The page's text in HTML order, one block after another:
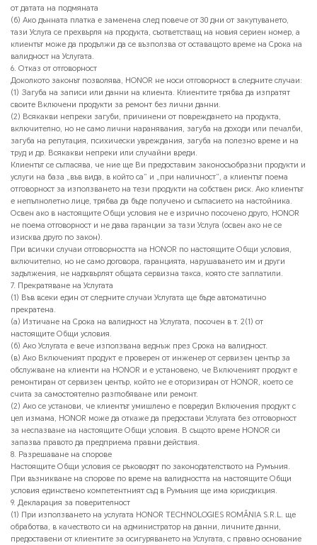
от датата на подмяната
(б) Ако дънната платка е заменена след повече от 30 дни от закупуването,
тази Услуга се прехвърля на продукта, съответстващ на новия сериен номер, а
клиентът може да продължи да се възползва от оставащото време на Срока на
валидност на Услугата.
6. Отказ от отговорност
Доколкото законът позволява, HONOR не носи отговорност в следните случаи:
(1) Загуба на записи или данни на клиента. Клиентите трябва да изпратят
своите Включени продукти за ремонт без лични данни.
(2) Всякакви непреки загуби, причинени от повреждането на продукта,
включително, но не само лични наранявания, загуба на доходи или печалби,
загуба на репутация, психически увреждания, загуба на полезно време и на
труд и др. Всякакви непреки или случайни вреди.
Клиентът се съгласява, че ние ще Ви предоставим законосъобразни продукти и
услуги на база „във вида, в който са” и „при наличност“, а клиентът поема
отговорност за използването на тези продукти на собствен риск. Ако клиентът
е непълнолетно лице, трябва да бъде получено и съгласието на настойника.
Освен ако в настоящите Общи условия не е изрично посочено друго, HONOR
не поема отговорност и не дава гаранции за тази Услуга (освен ако не се
изисква друго по закон).
При всички случаи отговорността на HONOR по настоящите Общи условия,
включително, но не само договора, гаранцията, нарушаването им и други
задължения, не надхвърлят общата сервизна такса, която сте заплатили.
7. Прекратяване на Услугата
(1) Във всеки един от следните случаи Услугата ще бъде автоматично
прекратена.
(а) Изтичане на Срока на валидност на Услугата, посочен в т. 2(1) от
настоящите Общи условия.
(б) Ако Услугата е вече използвана веднъж през Срока на валидност.
(в) Ако Включеният продукт е проверен от инженер от сервизен център за
обслужване на клиенти на HONOR и е установено, че Включеният продукт е
ремонтиран от сервизен център, който не е оторизиран от HONOR, което се
счита за самостоятелно разглобяване или ремонт.
(2) Ако се установи, че клиентът умишлено е повредил Включения продукт с
цел измама, HONOR може да откаже да предостави Услугата без отговорност
за неспазване на настоящите Общи условия. В същото време HONOR си
запазва правото да предприема правни действия.
8. Разрешаване на спорове
Настоящите Общи условия се ръководят по законодателството на Румъния.
При възникване на спорове по време на валидността на настоящите Общи
условия единствено компетентният съд в Румъния ще има юрисдикция.
9. Декларация за поверителност
(1) При използването на услугата HONOR TECHNOLOGIES ROMÂNIA S.R.L. ще
обработва, в качеството си на администратор на данни, личните данни,
предоставени от клиентите за осигуряването на Услугата, с правно основание